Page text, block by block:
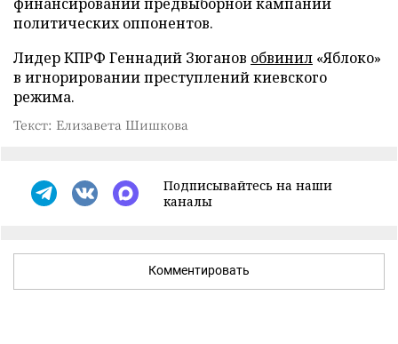
политических оппонентов.
Лидер КПРФ Геннадий Зюганов обвинил «Яблоко»
в игнорировании преступлений киевского
режима.
Текст: Елизавета Шишкова
Подписывайтесь на наши
каналы
Комментировать